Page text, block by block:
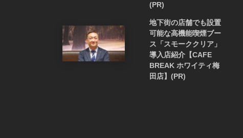
(PR)
地下街の店舗でも設置
可能な高機能喫煙ブー
ス「スモーククリア」
導入店紹介【CAFE
BREAK ホワイティ梅
田店】(PR)